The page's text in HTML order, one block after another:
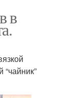
в